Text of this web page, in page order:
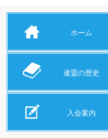
ホーム
連盟の歴史
入会案内